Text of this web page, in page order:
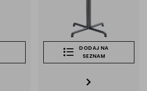
DODAJ NA
SEZNAM